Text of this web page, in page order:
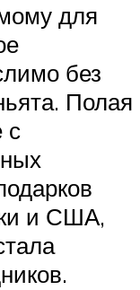
для
без
Полая
с
и США,